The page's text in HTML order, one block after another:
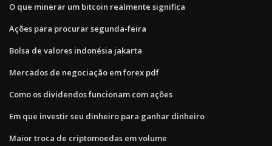
O que minerar um bitcoin realmente significa
Ações para procurar segunda-feira
Bolsa de valores indonésia jakarta
Mercados de negociação em forex pdf
Como os dividendos funcionam com ações
Em que investir seu dinheiro para ganhar dinheiro
Maior troca de criptomoedas em volume